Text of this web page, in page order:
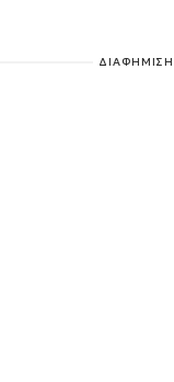
ΔΙΑΦΗΜΙΣΗ